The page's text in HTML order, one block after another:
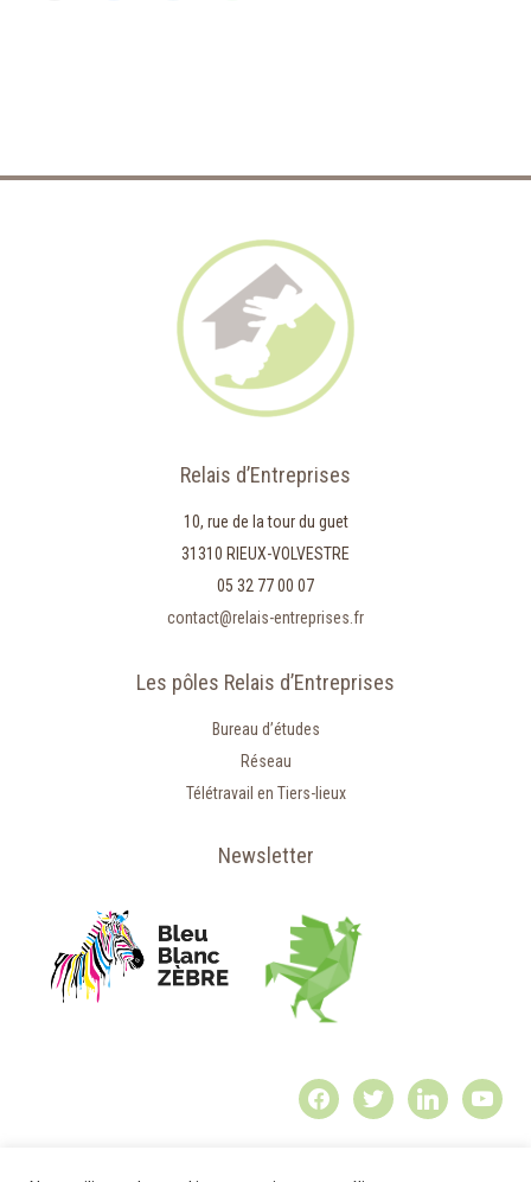
Relais d’Entreprises
10, rue de la tour du guet
31310 RIEUX-VOLVESTRE
05 32 77 00 07
contact@relais-entreprises.fr
Les pôles Relais d’Entreprises
Bureau d’études
Réseau
Télétravail en Tiers-lieux
Newsletter